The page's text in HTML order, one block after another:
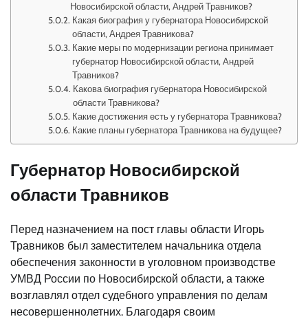
Новосибирской области, Андрей Травников?
Какая биография у губернатора Новосибирской
области, Андрея Травникова?
Какие меры по модернизации региона принимает
губернатор Новосибирской области, Андрей
Травников?
Какова биография губернатора Новосибирской
области Травникова?
Какие достижения есть у губернатора Травникова?
Какие планы губернатора Травникова на будущее?
Губернатор Новосибирской
области Травников
Перед назначением на пост главы области Игорь
Травников был заместителем начальника отдела
обеспечения законности в уголовном производстве
УМВД России по Новосибирской области, а также
возглавлял отдел судебного управления по делам
несовершеннолетних. Благодаря своим